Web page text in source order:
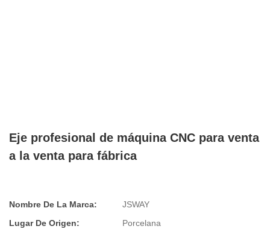
Eje profesional de máquina CNC para venta
a la venta para fábrica
Nombre De La Marca:
JSWAY
Lugar De Origen:
Porcelana